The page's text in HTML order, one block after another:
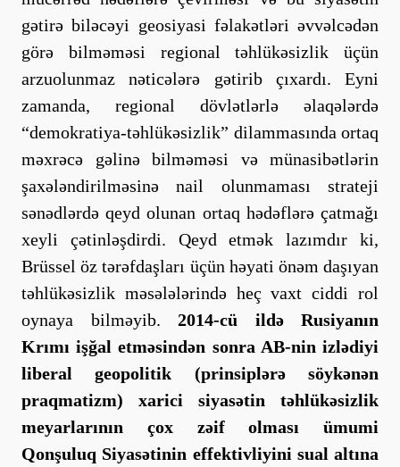
gətirə biləcəyi geosiyasi fəlakətləri əvvəlcədən
görə bilməməsi regional təhlükəsizlik üçün
arzuolunmaz nəticələrə gətirib çıxardı. Eyni
zamanda, regional dövlətlərlə əlaqələrdə
“demokratiya-təhlükəsizlik” dilammasında ortaq
məxrəcə gəlinə bilməməsi və münasibətlərin
şaxələndirilməsinə nail olunmaması strateji
sənədlərdə qeyd olunan ortaq hədəflərə çatmağı
xeyli çətinləşdirdi. Qeyd etmək lazımdır ki,
Brüssel öz tərəfdaşları üçün həyati önəm daşıyan
təhlükəsizlik məsələlərində heç vaxt ciddi rol
oynaya bilməyib. 2014-cü ildə Rusiyanın
Krımı işğal etməsindən sonra AB-nin izlədiyi
liberal geopolitik (prinsiplərə söykənən
praqmatizm) xarici siyasətin təhlükəsizlik
meyarlarının çox zəif olması ümumi
Qonşuluq Siyasətinin effektivliyini sual altına